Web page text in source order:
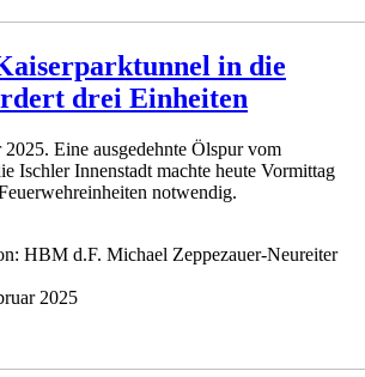
in die
drei Einheiten
Eine ausgedehnte Ölspur vom
Ischler Innenstadt machte heute Vormittag
notwendig.
HBM d.F. Michael Zeppezauer-Neureiter
2025